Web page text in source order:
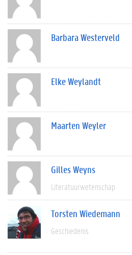
Barbara Westerveld
Elke Weylandt
Maarten Weyler
Gilles Weyns
Literatuurwetenschap
Torsten Wiedemann
Geschiedenis